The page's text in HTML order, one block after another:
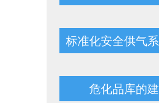
标准化安全供气
危化品库的